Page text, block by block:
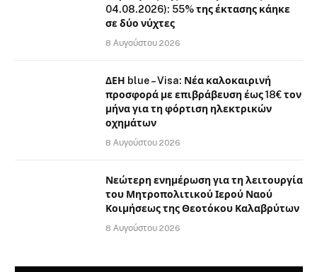
04.08.2026): 55% της έκτασης κάηκε
σε δύο νύχτες
8 Αυγούστου 2026
ΔΕΗ blue – Visa: Νέα καλοκαιρινή
προσφορά με επιβράβευση έως 18€ τον
μήνα για τη φόρτιση ηλεκτρικών
οχημάτων
8 Αυγούστου 2026
Νεώτερη ενημέρωση για τη λειτουργία
του Μητροπολιτικού Ιερού Ναού
Κοιμήσεως της Θεοτόκου Καλαβρύτων
8 Αυγούστου 2026